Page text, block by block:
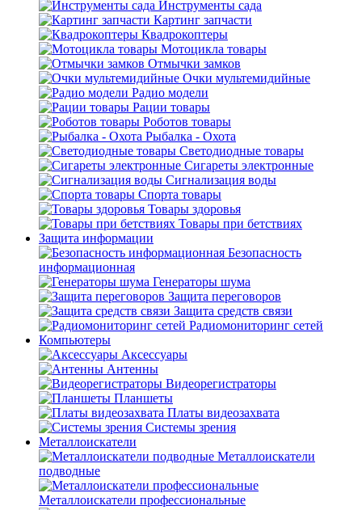
Инструменты сада
Картинг запчасти
Квадрокоптеры
Мотоцикла товары
Отмычки замков
Очки мультемидийные
Радио модели
Рации товары
Роботов товары
Рыбалка - Охота
Светодиодные товары
Сигареты электронные
Сигнализация воды
Спорта товары
Товары здоровья
Товары при бетствиях
Защита информации
Безопасность
информационная
Генераторы шума
Защита переговоров
Защита средств связи
Радиомониторинг сетей
Компьютеры
Аксессуары
Антенны
Видеорегистраторы
Планшеты
Платы видеозахвата
Системы зрения
Металлоискатели
Металлоискатели
подводные
Металлоискатели профессиональные